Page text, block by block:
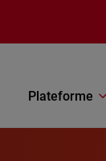
Plateforme